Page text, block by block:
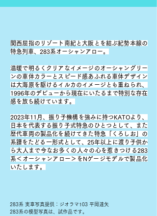
関西屈指のリゾート 南紀と大阪とを結ぶ紀勢本線の
特急列車、283系オーシャンアロー。
温暖で明るくクリアなイメージのオーシャングリー
ンの車体カラーとスピード感あふれる車体デザイン
は大海原を駆けるイルカのイメージとも重ねられ、
1996年のデビューから現在にいたるまで特別な存在
感を放ち続けています。
2023年11月、振り子機構を強みに持つKATOより、
日本を代表する振り子式特急のひとつとして、また
歴代車両の製品化を続けてきた特急「くろしお」の
系譜をたどる一形式として、25年以上に渡り子供か
ら大人まで今なお多くの人々の心を惹きつける283
系 ＜オーシャンアロー＞をNゲージモデルで製品化
いたします。
283系 実車写真提供：ジオラマ103 平岡達矢
283系の模型写真は、試作品です。​